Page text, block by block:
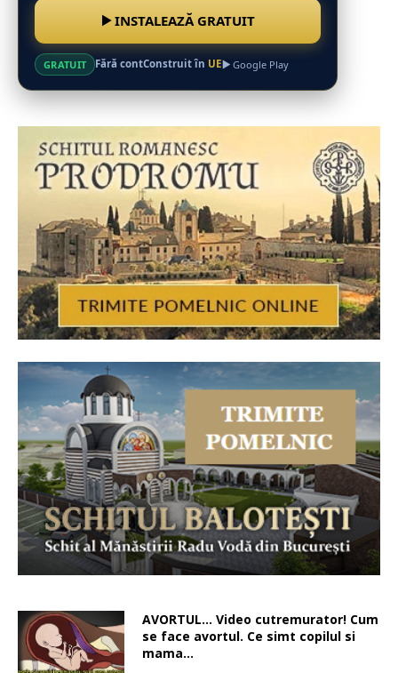
INSTALEAZĂ GRATUIT
GRATUIT Fără contConstruit în UE Google Play
AVORTUL… Video cutremurator! Cum
se face avortul. Ce simt copilul si
mama…